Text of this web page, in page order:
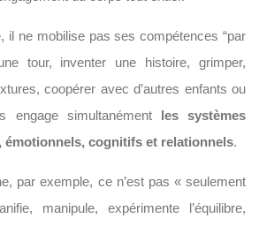
il ne mobilise pas ses compétences “par
tour, inventer une histoire, grimper,
coopérer avec d’autres enfants ou
engage simultanément les systèmes
émotionnels, cognitifs et relationnels.
par exemple, ce n’est pas « seulement
manipule, expérimente l’équilibre,